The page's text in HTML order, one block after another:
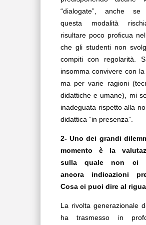
“dialogate”, anche se
questa modalità
risultare poco proficua
che gli studenti non
compiti con regolarità.
insomma convivere con la
ma per varie ragioni
didattiche e umane), mi
inadeguata rispetto alla
didattica “in presenza”.
2- Uno dei grandi
momento è la
sulla quale non ci
ancora indicazioni
Cosa ci puoi dire al
La rivolta generazionale
ha trasmesso in